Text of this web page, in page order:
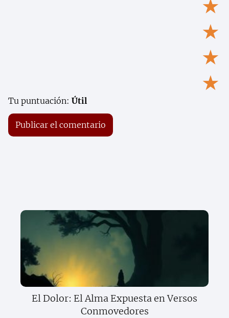
★
★
★
★
Tu puntuación: Útil
El Dolor: El Alma Expuesta en Versos
Conmovedores